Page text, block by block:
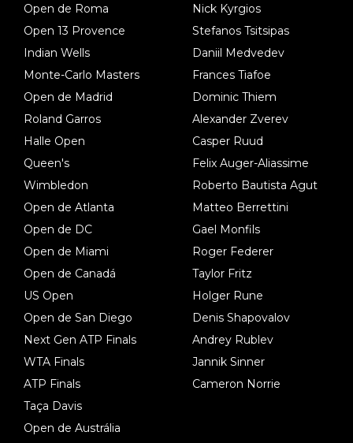
Open de Roma
Open 13 Provence
Indian Wells
Monte-Carlo Masters
Open de Madrid
Roland Garros
Halle Open
Queen's
Wimbledon
Open de Atlanta
Open de DC
Open de Miami
Open de Canadá
US Open
Open de San Diego
Next Gen ATP Finals
WTA Finals
ATP Finals
Taça Davis
Open de Austrália
Nick Kyrgios
Stefanos Tsitsipas
Daniil Medvedev
Frances Tiafoe
Dominic Thiem
Alexander Zverev
Casper Ruud
Felix Auger-Aliassime
Roberto Bautista Agut
Matteo Berrettini
Gael Monfils
Roger Federer
Taylor Fritz
Holger Rune
Denis Shapovalov
Andrey Rublev
Jannik Sinner
Cameron Norrie